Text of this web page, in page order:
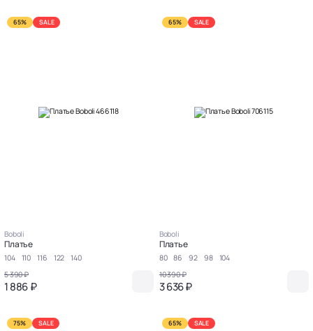
65% SALE
Boboli
Платье
104 110 116 122
140
5 390 ₽
1 886 ₽
65% SALE
Boboli
Платье
80 86 92 98
104
10 390 ₽
3 636 ₽
75% SALE 65% SALE